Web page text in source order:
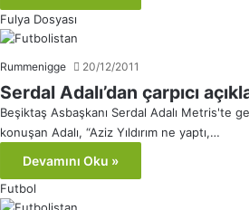
Fulya Dosyası
Rummenigge 20/12/2011
Serdal Adalı’dan çarpıcı
Beşiktaş Asbaşkanı Serdal Adalı Metris'te
konuşan Adalı, “Aziz Yıldırım ne yaptı,…
Devamını Oku »
Futbol